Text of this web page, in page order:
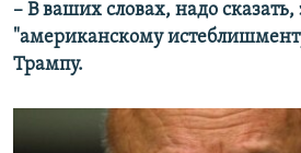
– В ваших словах, надо
"американскому
Трампу.